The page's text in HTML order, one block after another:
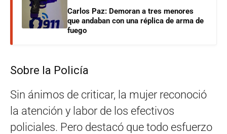
Carlos Paz: Demoran a tres menores
que andaban con una réplica de arma de
fuego
Sobre la Policía
Sin ánimos de criticar, la mujer reconoció
la atención y labor de los efectivos
policiales. Pero destacó que todo esfuerzo